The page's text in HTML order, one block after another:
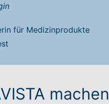
für Medizinprodukte
machen